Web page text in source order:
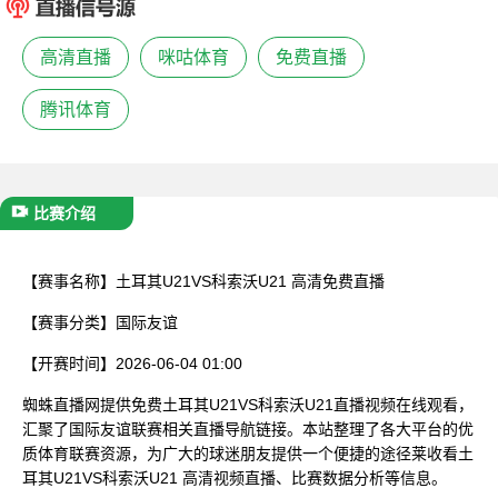
高清直播 咪咕体育 免费直播
腾讯体育
比赛介绍
【赛事名称】 土耳其U21VS科索沃U21 高清免费直播
【赛事分类】 国际友谊
【开赛时间】 2026-06-04 01:00
蜘蛛直播网提供免费土耳其U21VS科索沃U21直播视频在线观看，
汇聚了国际友谊联赛相关直播导航链接。本站整理了各大平台的优
质体育联赛资源，为广大的球迷朋友提供一个便捷的途径莱收看土
耳其U21VS科索沃U21 高清视频直播、比赛数据分析等信息。